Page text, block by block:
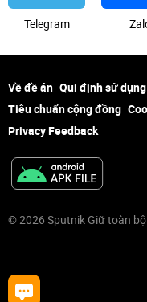
Telegram
Về đề án Qui định sử
Tiêu chuẩn cộng đồng
Privacy Feedback
© 2026 Sputnik Giữ toàn